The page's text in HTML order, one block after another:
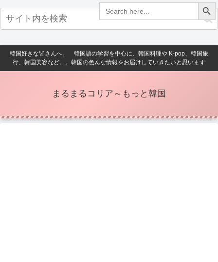
Search
for:
Search Button
韓国好きな皆さんへ。 韓国語の学習を中心に、韓国料理や K-pop、韓国旅
行、韓国美容など。。韓国の色んな情報をお届けしていきたいと思います
まるまるコリア～もっと韓国